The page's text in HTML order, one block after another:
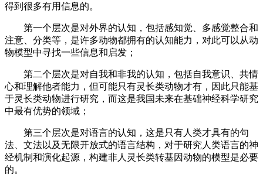
得到很多有用信息的。
第一个层次是对外界的认知，包括感知觉、多感觉整合和
注意、分类等，是许多动物都拥有的认知能力，对此可以从动
物模型中寻找一些信息和启发；
第二个层次是对自我和非我的认知，包括自我意识、共情
心和理解他者能力，但可能只有灵长类动物才有，因此只能基
于灵长类动物进行研究，而这是我国未来在基础神经科学研究
中最有优势的领域；
第三个层次是对语言的认知，这是只有人类才具有的句
法、文法以及无限开放式的语言结构，对于研究人类语言的神
经机制和演化起源，构建非人灵长类转基因动物的模型是必要
的。